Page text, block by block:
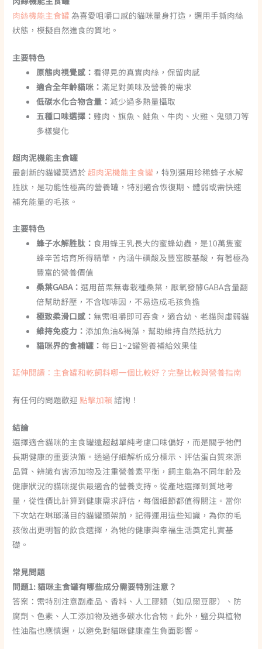
肉絲機能主食罐 為喜愛咀嚼口感的貓咪量身打造，選用手撕肉絲
狀態，模擬自然進食的質地。
主要特色
原態肉視覺感：看得見的真實肉絲，保留肉感
適合全年齡貓咪： 滿足對美味及營養的需求
低碳水化合物含量： 減少過多熱量攝取
五種口味選擇：雞肉、旗魚、鮭魚、牛肉、火雞、鬼頭刀等
多樣變化
超肉泥機能主食罐
最創新的貓罐莫過於 超肉泥機能主食罐 ，特別選用珍稀蜂子水解
胜肽 ，是功能性極高的營養罐，特別適合恢復期、體弱或需快速
補充能量的毛孩。
主要特色
蜂子水解胜肽： 食用蜂王乳長大的蜜蜂幼蟲， 是10萬隻蜜
蜂辛苦培育所得精華，內涵牛磺酸及豐富胺基酸 ，有著極為
豐富的營養價值
桑葉GABA：選用苗栗無毒栽種桑葉，厭氧發酵GABA含量翻
倍幫助舒壓，不含咖啡因，不易造成毛孩負擔
極致柔滑口感： 無需咀嚼即可吞食，適合幼、老貓與虛弱貓
維持免疫力： 添加魚油&褐藻，幫助維持自然抵抗力
貓咪界的食補罐：每日1~2罐營養補給效果佳
延伸閱讀：主食罐和乾飼料哪一個比較好？完整比較與營養指南
有任何的問題歡迎 點擊加賴 諮詢！
結論
選擇適合貓咪的主食罐遠超越單純考慮口味偏好，而是關乎牠們
長期健康的重要決策。透過仔細解析成分標示、評估蛋白質來源
品質、辨識有害添加物及注重營養素平衡，飼主能為不同年齡及
健康狀況的貓咪提供最適合的營養支持。從產地選擇到質地考
量，從性價比計算到健康需求評估，每個細節都值得關注。當你
下次站在琳瑯滿目的貓罐頭架前，記得運用這些知識，為你的毛
孩做出更明智的飲食選擇，為牠的健康與幸福生活奠定扎實基
礎。
常見問題
問題1: 貓咪主食罐有哪些成分需要特別注意？
答案：需特別注意副產品、香料、人工膠類（如瓜爾豆膠）、防
腐劑、色素、人工添加物及過多碳水化合物。此外，鹽分與植物
性油脂也應慎選，以避免對貓咪健康產生負面影響。